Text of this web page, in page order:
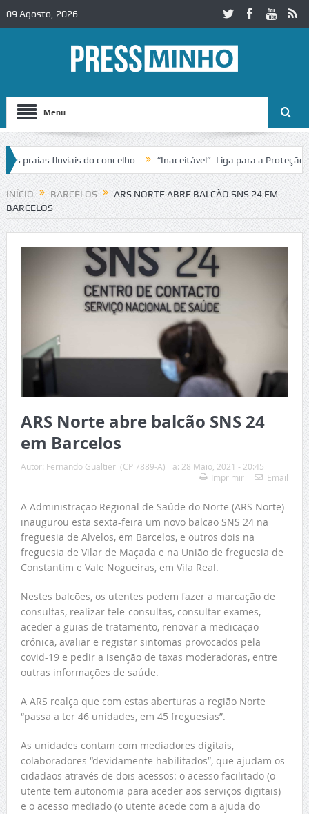
09 Agosto, 2026
Menu
fluviais do concelho “Inaceitável”. Liga para a Proteção da
de trânsito no IC2 em Alcobaça Igreja do Castelo de Cerveira
INÍCIO BARCELOS
ARS NORTE ABRE BALCÃO SNS 24 EM
BARCELOS
ARS Norte abre balcão SNS 24
em Barcelos
Autor: Fernando Gualtieri (CP 7889-A) a: 28 Maio, 2021 - 20:45
Imprimir
Email
A Administração Regional de Saúde do Norte (ARS Norte)
inaugurou esta sexta-feira um novo balcão SNS 24 na
freguesia de Alvelos, em Barcelos, e outros dois na
freguesia de Vilar de Maçada e na União de freguesia de
Constantim e Vale Nogueiras, em Vila Real.
Nestes balcões, os utentes podem fazer a marcação de
consultas, realizar tele-consultas, consultar exames,
aceder a guias de tratamento, renovar a medicação
crónica, avaliar e registar sintomas provocados pela
covid-19 e pedir a isenção de taxas moderadoras, entre
outras informações de saúde.
A ARS realça que com estas aberturas a região Norte
“passa a ter 46 unidades, em 45 freguesias”.
As unidades contam com mediadores digitais,
colaboradores “devidamente habilitados”, que ajudam os
cidadãos através de dois acessos: o acesso facilitado (o
utente tem autonomia para aceder aos serviços digitais)
e o acesso mediado (o utente acede com a ajuda do